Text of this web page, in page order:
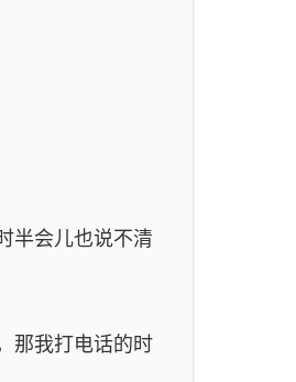
半会儿也说不清
那我打电话的时